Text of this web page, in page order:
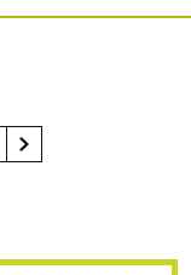
Roll